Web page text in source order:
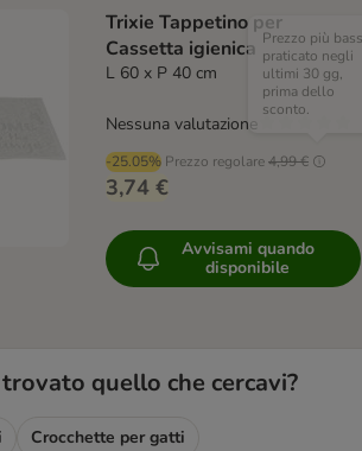
Trixie Tappetino per
Cassetta igienica
L 60 x P 40 cm
-25.05% Prezzo regolare4,99 €
Prezzo più
praticato negli
ultimi 30 gg,
prima dello
sconto.
3,74 €
Nessuna valutazione
Avvisami quando
disponibile
quello che cercavi?
Crocchette per gatti